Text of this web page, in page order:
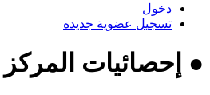
دخول
تسجيل عضوية جديده
● إحصائيات المركز